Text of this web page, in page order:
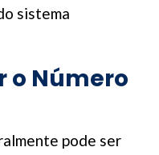
sistema
o Número
pode ser